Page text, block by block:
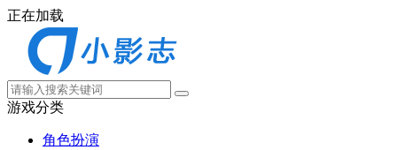
正在加载
游戏分类
角色扮演